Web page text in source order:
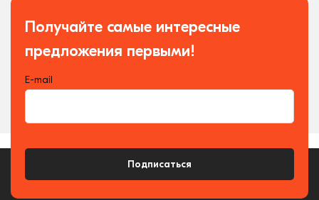
Получайте самые интересные
предложения первыми!
E-mail
Подписаться